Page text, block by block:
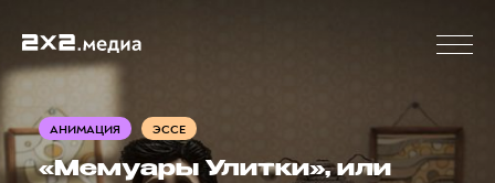
АНИМАЦИЯ ЭССЕ
«Мемуары Улитки», или